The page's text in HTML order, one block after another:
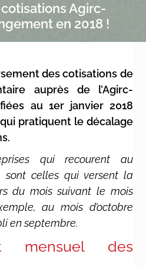
Agirc-
en 2018 !
des cotisations de
auprès de l’Agirc-
au 1er janvier 2018
pratiquent le décalage
qui recourent au
celles qui versent la
du mois suivant le mois
au mois d’octobre
en septembre.
mensuel des